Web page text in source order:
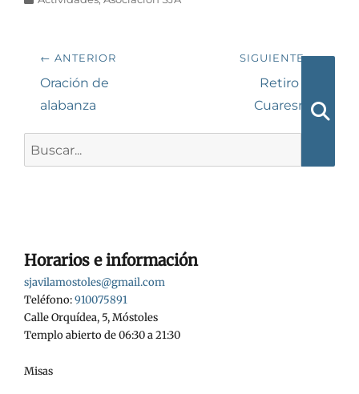
Navegación
de
entradas
← ANTERIOR
Entrada
anterior:
Oración de
alabanza
SIGUIENTE →
Retiro de
Cuaresma
Horarios e información
sjavilamostoles@gmail.com
Teléfono:910075891
Calle Orquídea, 5, Móstoles
Templo abierto de 06:30 a 21:30
Misas